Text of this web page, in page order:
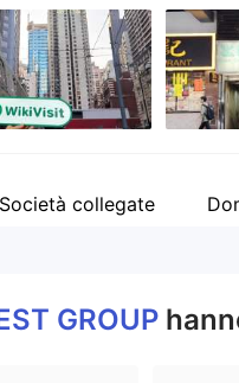
di aziendaWikiFX Survey
UPBEST GROUP
Hong Kong
Società collegate
GROUP